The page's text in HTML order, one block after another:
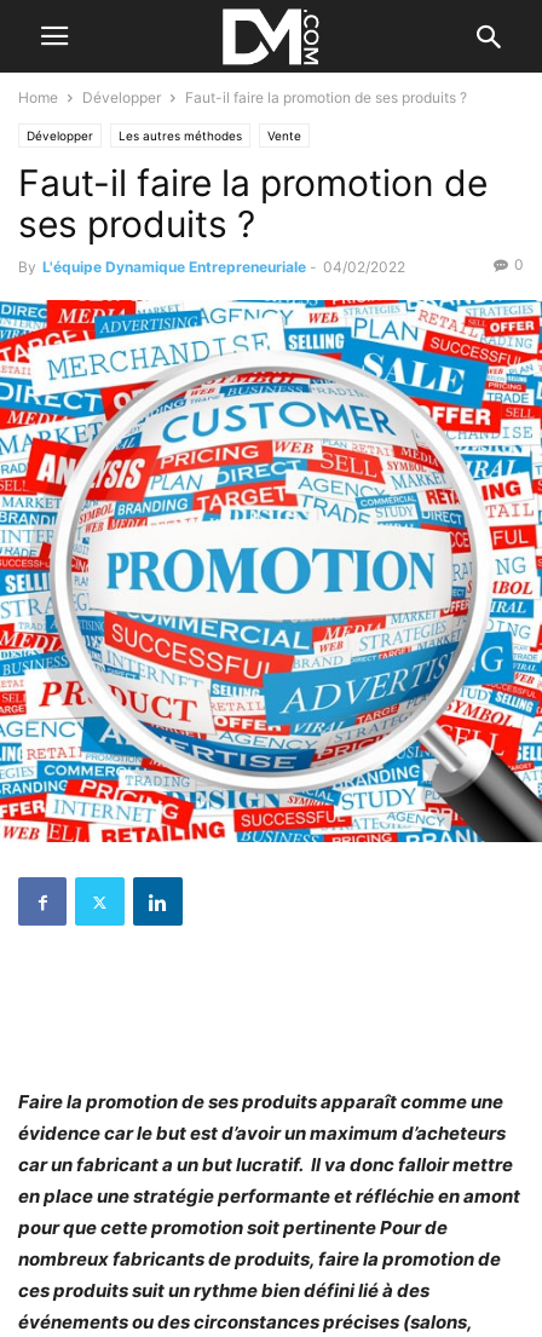
Home Développer Faut-il faire la promotion de ses produits ?
Développer Les autres méthodes Vente
Faut-il faire la promotion de
ses produits ?
By L'équipe Dynamique Entrepreneuriale - 04/02/2022 0
Faire la promotion de ses produits apparaît comme une
évidence car le but est d’avoir un maximum d’acheteurs
car un fabricant a un but lucratif. Il va donc falloir mettre
en place une stratégie performante et réfléchie en amont
pour que cette promotion soit pertinente Pour de
nombreux fabricants de produits, faire la promotion de
ces produits suit un rythme bien défini lié à des
événements ou des circonstances précises (salons,